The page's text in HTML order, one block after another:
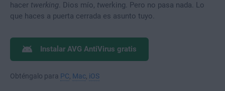
hacer twerking. Dios mío, twerking. Pero no pasa nada. Lo
que haces a puerta cerrada es asunto tuyo.
Instalar AVG AntiVirus gratis
Obténgalo para PC Mac iOS